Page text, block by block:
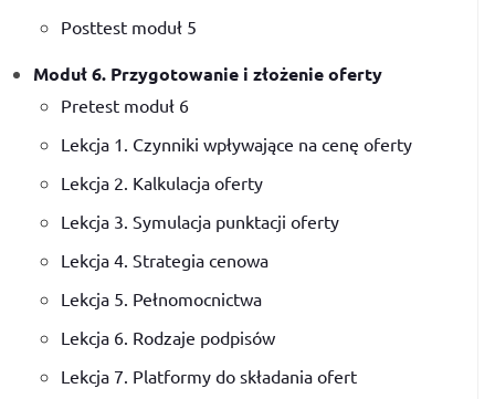
Posttest moduł 5
Moduł 6. Przygotowanie i złożenie oferty
Pretest moduł 6
Lekcja 1. Czynniki wpływające na cenę oferty
Lekcja 2. Kalkulacja oferty
Lekcja 3. Symulacja punktacji oferty
Lekcja 4. Strategia cenowa
Lekcja 5. Pełnomocnictwa
Lekcja 6. Rodzaje podpisów
Lekcja 7. Platformy do składania ofert